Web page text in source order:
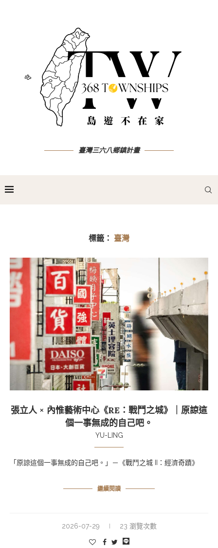
臺灣三六八鄉鎮計畫
標籤： 臺灣
張立人 × 內惟藝術中心《RE：戰鬥之城》｜原諒這
個一事無成的自己吧。
YU-LING
「原諒這個一事無成的自己吧。」－《戰鬥之城 II：經濟奇蹟》
繼續閱讀
2026-07-29 23 瀏覽次數